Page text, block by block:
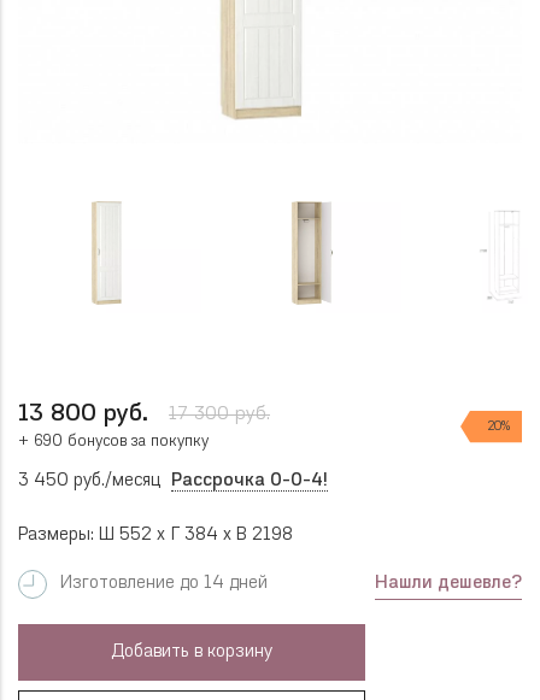
13 800 руб. 17 300 руб.
20%
+ 690 бонусов за покупку
3 450 руб./месяц Рассрочка 0-0-4!
Размеры: Ш 552 x Г 384 x В 2198
Изготовление до 14 дней Нашли дешевле?
Добавить в корзину